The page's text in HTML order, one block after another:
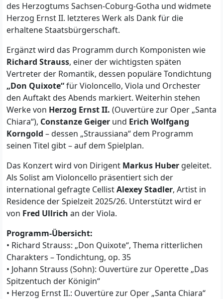
des Herzogtums Sachsen-Coburg-Gotha und widmete
Herzog Ernst II. letzteres Werk als Dank für die
erhaltene Staatsbürgerschaft.
Ergänzt wird das Programm durch Komponisten wie
Richard Strauss, einer der wichtigsten späten
Vertreter der Romantik, dessen populäre Tondichtung
„Don Quixote“für Violoncello, Viola und Orchester
den Auftakt des Abends markiert. Weiterhin stehen
Werke von Herzog Ernst II. (Ouvertüre zur Oper „Santa
Chiara“), Constanze Geiger und Erich Wolfgang
Korngold – dessen „Straussiana“ dem Programm
seinen Titel gibt – auf dem Spielplan.
Das Konzert wird von Dirigent Markus Huber geleitet.
Als Solist am Violoncello präsentiert sich der
international gefragte CellistAlexey Stadler, Artist in
Residence der Spielzeit 2025/26. Unterstützt wird er
von Fred Ullrich an der Viola.
Programm-Übersicht:
• Richard Strauss: „Don Quixote“, Thema ritterlichen
Charakters – Tondichtung, op. 35
• Johann Strauss (Sohn): Ouvertüre zur Operette „Das
Spitzentuch der Königin“
• Herzog Ernst II.: Ouvertüre zur Oper „Santa Chiara“